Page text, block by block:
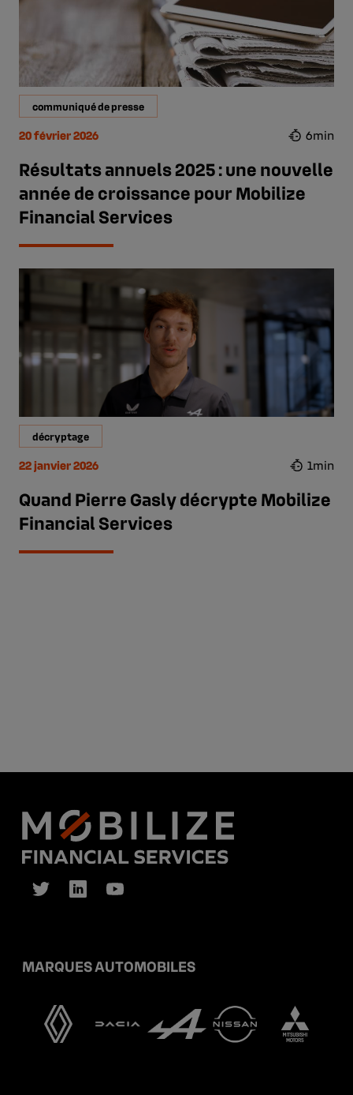
communiqué de presse
20 février 2026 6min
Résultats annuels 2025 : une nouvelle
année de croissance pour Mobilize
Financial Services
décryptage
22 janvier 2026 1min
Quand Pierre Gasly décrypte Mobilize
Financial Services
MARQUES AUTOMOBILES